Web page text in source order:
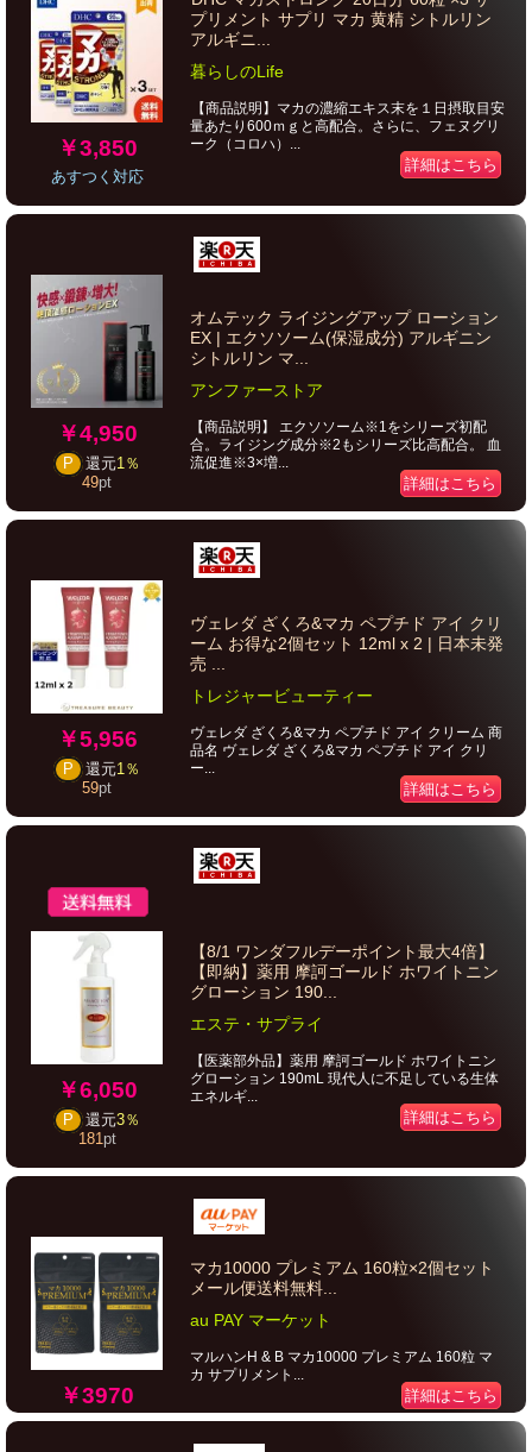
￥3,850
あすつく対応
プリメント サプリ マカ 黄精 シトルリン
アルギニ...
暮らしのLife
【商品説明】マカの濃縮エキス末を１日摂取目安
量あたり600ｍｇと高配合。さらに、フェヌグリ
ーク（コロハ）...
詳細はこちら
￥4,950
P 還元1％
49pt
オムテック ライジングアップ ローション
EX | エクソソーム(保湿成分) アルギニン
シトルリン マ...
アンファーストア
【商品説明】 エクソソーム※1をシリーズ初配
合。ライジング成分※2もシリーズ比高配合。 血
流促進※3×増...
詳細はこちら
￥5,956
P 還元1％
59pt
ヴェレダ ざくろ&マカ ペプチド アイ クリ
ーム お得な2個セット 12ml x 2 | 日本未発
売 ...
トレジャービューティー
ヴェレダ ざくろ&マカ ペプチド アイ クリーム 商
品名 ヴェレダ ざくろ&マカ ペプチド アイ クリ
ー...
詳細はこちら
￥6,050
P 還元3％
181pt
【8/1 ワンダフルデーポイント最大4倍】
【即納】薬用 摩訶ゴールド ホワイトニン
グローション 190...
エステ・サプライ
【医薬部外品】薬用 摩訶ゴールド ホワイトニン
グローション 190mL 現代人に不足している生体
エネルギ...
詳細はこちら
￥3970
マカ10000 プレミアム 160粒×2個セット
メール便送料無料...
au PAY マーケット
マルハンH & B マカ10000 プレミアム 160粒 マ
カ サプリメント...
詳細はこちら